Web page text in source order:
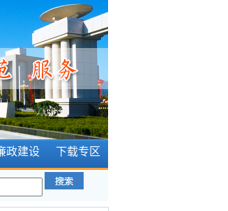
政建设 下载专区